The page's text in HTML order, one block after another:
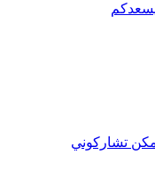
يسعدكم
تشاركوني